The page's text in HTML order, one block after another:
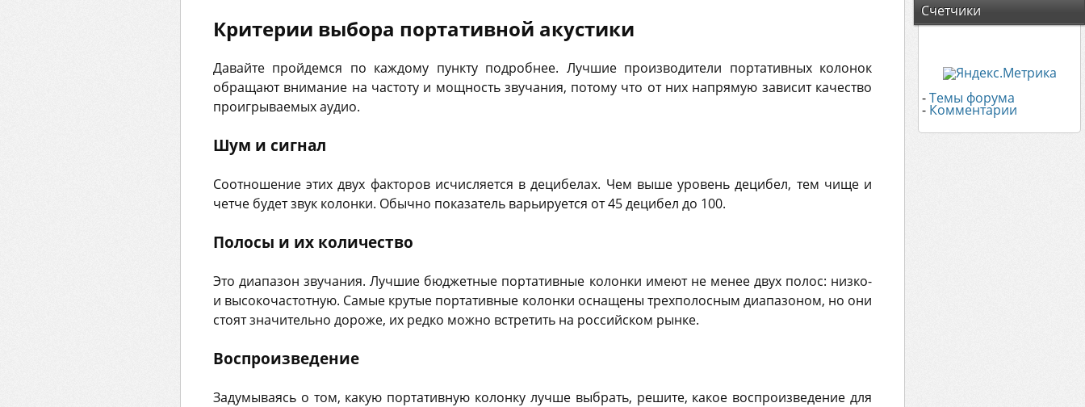
Счетчики
-Темы форума
- Комментарии
Критерии выбора портативной акустики
Давайте пройдемся по каждому пункту подробнее. Лучшие производители портативных колонок
обращают внимание на частоту и мощность звучания, потому что от них напрямую зависит качество
проигрываемых аудио.
Шум и сигнал
Соотношение этих двух факторов исчисляется в децибелах. Чем выше уровень децибел, тем чище и
четче будет звук колонки. Обычно показатель варьируется от 45 децибел до 100.
Полосы и их количество
Это диапазон звучания. Лучшие бюджетные портативные колонки имеют не менее двух полос: низко-
и высокочастотную. Самые крутые портативные колонки оснащены трехполосным диапазоном, но они
стоят значительно дороже, их редко можно встретить на российском рынке.
Воспроизведение
Задумываясь о том, какую портативную колонку лучше выбрать, решите, какое воспроизведение для